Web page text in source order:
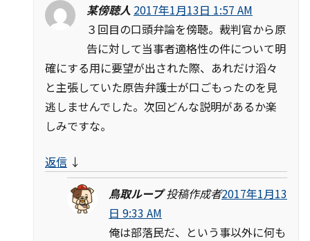
某傍聴人 2017年1月13日 1:57 AM
３回目の口頭弁論を傍聴。裁判官から原
告に対して当事者適格性の件について明
確にする用に要望が出された際、あれだけ滔々
と主張していた原告弁護士が口ごもったのを見
逃しませんでした。次回どんな説明があるか楽
しみですな。
返信 ↓
鳥取ループ 投稿作成者2017年1月13
日 9:33 AM
俺は部落民だ、という事以外に何も